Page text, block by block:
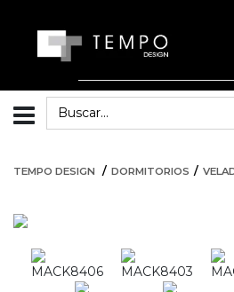
TEMPO DESIGN DORMITORIOS